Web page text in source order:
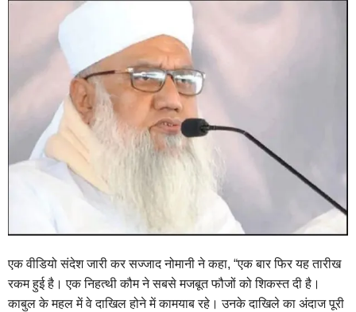
एक वीडियो संदेश जारी कर सज्जाद नोमानी ने कहा, “एक बार फिर यह तारीख
रकम हुई है। एक निहत्थी कौम ने सबसे मजबूत फौजों को शिकस्त दी है।
काबुल के महल में वे दाखिल होने में कामयाब रहे। उनके दाखिले का अंदाज पूरी